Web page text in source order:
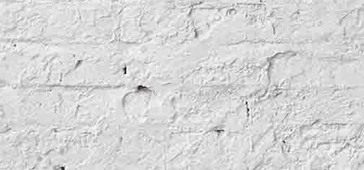
ToamtinDistillery3